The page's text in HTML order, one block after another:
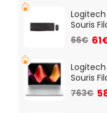
Souris
Optique
And
66€
Souris
Optique
And
763€